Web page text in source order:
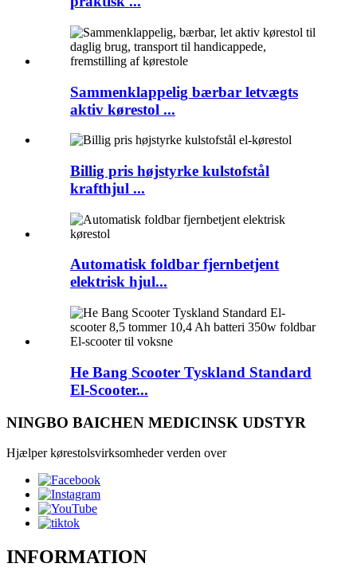
Sammenklappelig bærbar letvægts
aktiv kørestol ...
Billig pris højstyrke kulstofstål
krafthjul ...
Automatisk foldbar fjernbetjent
elektrisk hjul...
He Bang Scooter Tyskland Standard
El-Scooter...
NINGBO BAICHEN MEDICINSK UDSTYR
Hjælper kørestolsvirksomheder verden over
INFORMATION